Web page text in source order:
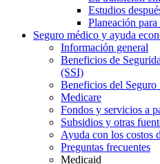
Estudios
Planeación
Seguro médico y ayuda
Información general
Beneficios de
(SSI)
Beneficios del
Medicare
Fondos y servicios a
Subsidios y otras
Ayuda con los costos
Preguntas frecuentes
Medicaid